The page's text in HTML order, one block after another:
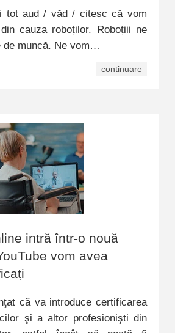
tot aud / văd / citesc că vom
cauza roboților. Roboțiii ne
de muncă. Ne vom…
continuare
intră într-o nouă
vom avea
că va introduce certificarea
şi a altor profesionişti din